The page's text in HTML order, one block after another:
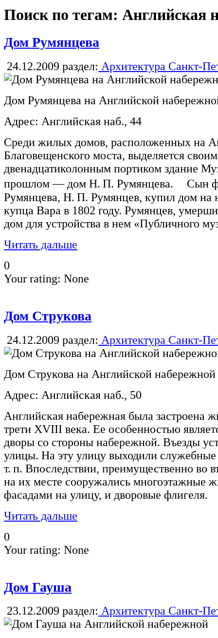
Поиск по тегам: Английская
Дом Румянцева
24.12.2009 раздел: Архитектура Санкт-
Дом Румянцева на Английской
Адрес: Английская наб., 44
Среди жилых домов, расположенных на
Благовещенского моста, выделяется
двенадцатиколонным портиком здание
прошлом — дом Н. П. Румянцева. Сын
Румянцева, Н. П. Румянцев, купил дом на
купца Вара в 1802 году. Румянцев,
дом для устройства в нем «Публичного
Читать дальше
0
Your rating: None
Дом Струкова
24.12.2009 раздел: Архитектура Санкт-
Дом Струкова на Английской набережной
Адрес: Английская наб., 50
Английская набережная была застроена
трети XVIII века. Ее особенностью
дворы со стороны набережной. Въезды
улицы. На эту улицу выходили
т. п. Впоследствии, преимущественно во
на их месте сооружались многоэтажные
фасадами на улицу, и дворовые флигеля.
Читать дальше
0
Your rating: None
Дом Гауша
23.12.2009 раздел: Архитектура Санкт-